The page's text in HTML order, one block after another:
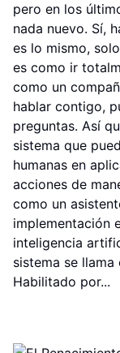
pero en los
nada nuevo. Sí,
es lo mismo,
es como ir
como un
hablar contigo,
preguntas. Así
sistema que
humanas en
acciones de
como un
implementación
inteligencia
sistema se
Habilitado por...